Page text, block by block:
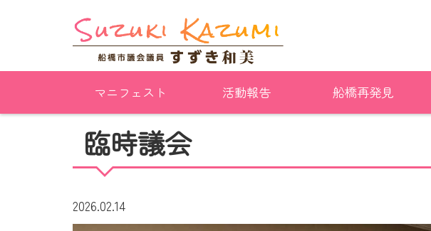
マニフェスト 活動報告 船橋再発見
臨時議会
2026.02.14